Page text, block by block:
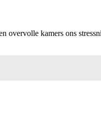
kamers ons